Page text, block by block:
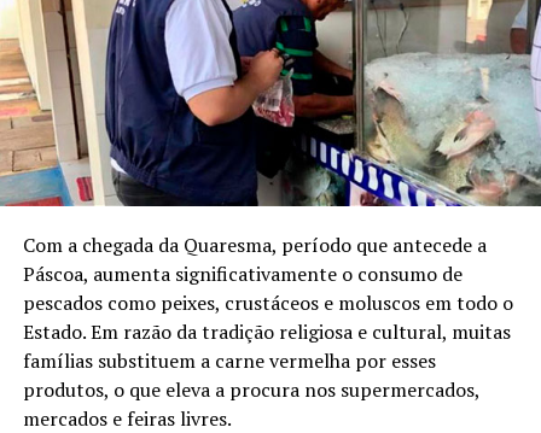
Com a chegada da Quaresma, período que antecede a
Páscoa, aumenta significativamente o consumo de
pescados como peixes, crustáceos e moluscos em todo o
Estado. Em razão da tradição religiosa e cultural, muitas
famílias substituem a carne vermelha por esses
produtos, o que eleva a procura nos supermercados,
mercados e feiras livres.